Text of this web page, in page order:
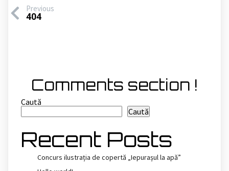
Previous
404
Comments section !
Caută
Caută
Recent Posts
Concurs ilustrația de copertă „Iepurașul la apă”